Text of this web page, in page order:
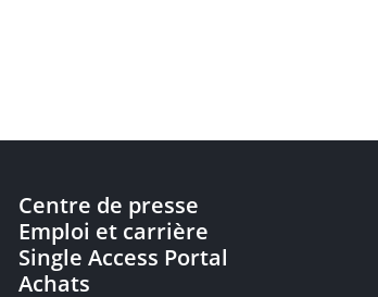
Centre de presse
Emploi et carrière
Single Access Portal
Achats